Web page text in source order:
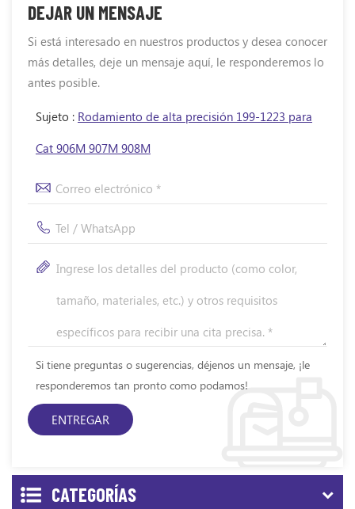
DEJAR UN MENSAJE
Si está interesado en nuestros productos y desea conocer
más detalles, deje un mensaje aquí, le responderemos lo
antes posible.
Sujeto : Rodamiento de alta precisión 199-1223 para
Cat 906M 907M 908M
Si tiene preguntas o sugerencias, déjenos un mensaje, ¡le
responderemos tan pronto como podamos!
CATEGORÍAS